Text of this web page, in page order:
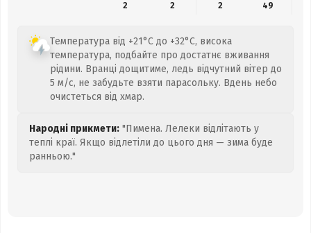
2
2 2 49
Температура від +21°C до +32°C, висока
температура, подбайте про достатнє вживання
рідини. Вранці дощитиме, ледь відчутний вітер до
5 м/с, не забудьте взяти парасольку. Вдень небо
очистеться від хмар.
Народні прикмети: "Пимена. Лелеки відлітають у
теплі краї. Якщо відлетіли до цього дня — зима буде
ранньою."